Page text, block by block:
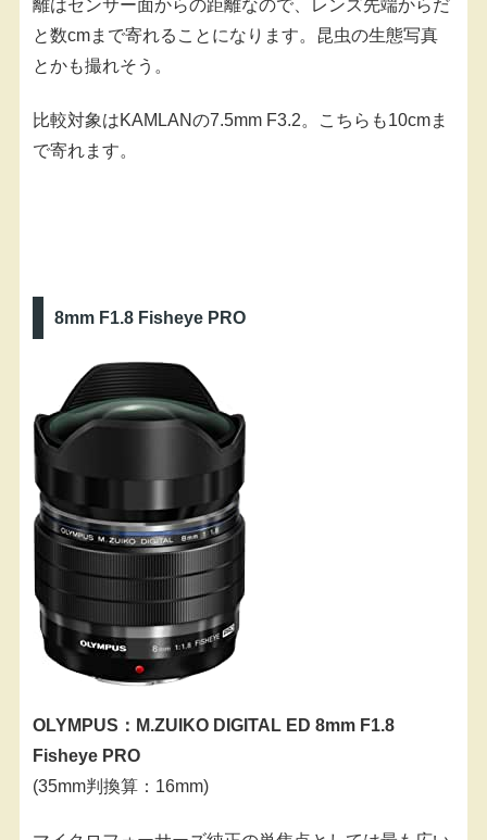
離はセンサー面からの距離なので、レンズ先端からだ
と数cmまで寄れることになります。昆虫の生態写真
とかも撮れそう。
比較対象はKAMLANの7.5mm F3.2。こちらも10cmま
で寄れます。
8mm F1.8 Fisheye PRO
OLYMPUS：M.ZUIKO DIGITAL ED 8mm F1.8
Fisheye PRO
(35mm判換算：16mm)